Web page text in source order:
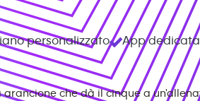
personalizzato App dedicata